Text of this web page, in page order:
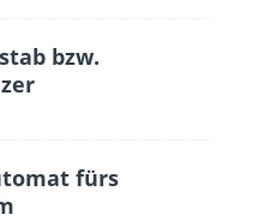
bzw.
fürs